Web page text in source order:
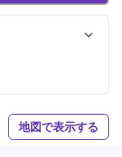
地図で表示する